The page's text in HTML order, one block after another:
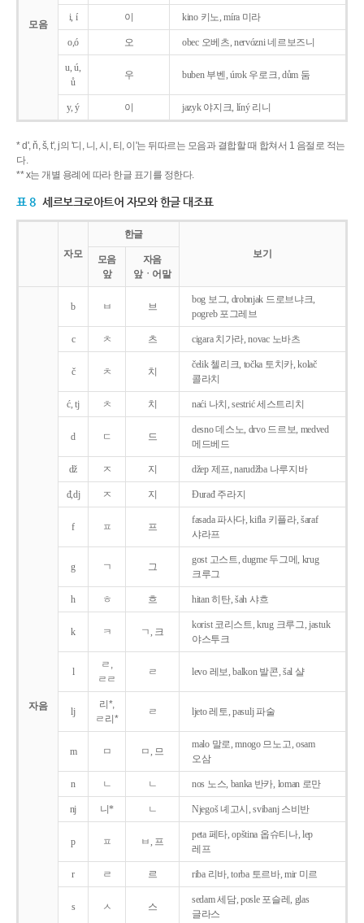
모음
i, í 이 kino 키노, míra 미라
o,ó 오 obec 오베츠, nervózni 네르보즈니
u, ú,
ů
우 buben 부벤, úrok 우로크, dům 둠
y, ý 이 jazyk야지크, líný 리니
* d', ň, š, t', j의 '디, 니, 시, 티, 이'는 뒤따르는 모음과 결합할 때 합쳐서 1 음절로 적는
다.
** x는 개별 용례에 따라 한글 표기를 정한다.
표 8 세르보크로아트어 자모와 한글 대조표
자모
한글
보기
모음
앞
자음
앞ㆍ어말
자음
b ㅂ 브
bog 보그, drobnjak 드로브냐크,
pogreb 포그레브
c ㅊ 츠 cigara 치가라, novac 노바츠
č ㅊ 치
čelik 첼리크, točka 토치카, kolač
콜라치
ć, tj ㅊ 치 naći 나치, sestrić 세스트리치
d ㄷ 드
desno 데스노, drvo 드르보, medved
메드베드
dž ㅈ 지 džep 제프, narudžba 나루지바
đ,dj ㅈ 지 Ðurađ 주라지
f ㅍ 프
fasada 파사다, kifla 키플라, šaraf
샤라프
g ㄱ 그
gost 고스트, dugme 두그메, krug
크루그
h ㅎ 흐 hitan 히탄, šah 샤흐
k ㅋ ㄱ, 크
korist 코리스트, krug 크루그, jastuk
야스투크
l
ㄹ,
ㄹㄹ
ㄹ levo 레보, balkon 발콘, šal 샬
lj
리*,
ㄹ리*
ㄹ ljeto 레토, pasulj 파술
m ㅁ ㅁ, 므
malo 말로, mnogo 므노고, osam
오삼
n ㄴ ㄴ nos 노스, banka 반카, loman 로만
nj 니* ㄴ Njegoš 녜고시, svibanj 스비반
p ㅍ ㅂ, 프
peta 페타, opština 옵슈티나, lep
레프
r ㄹ 르 riba 리바, torba 토르바, mir 미르
s ㅅ 스
sedam 세담, posle 포슬레, glas
글라스